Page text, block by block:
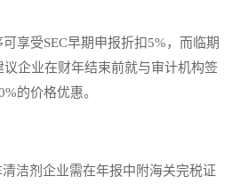
受SEC早期申报折扣5%，而临期
企业在财年结束前就与审计机构签
的价格优惠。
剂企业需在年报中附海关完税证